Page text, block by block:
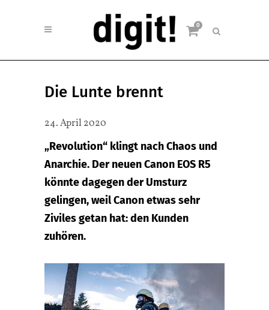
0
Die Lunte brennt
24. April 2020
„Revolution“ klingt nach Chaos und
Anarchie. Der neuen Canon EOS R5
könnte dagegen der Umsturz
gelingen, weil Canon etwas sehr
Ziviles getan hat: den Kunden
zuhören.